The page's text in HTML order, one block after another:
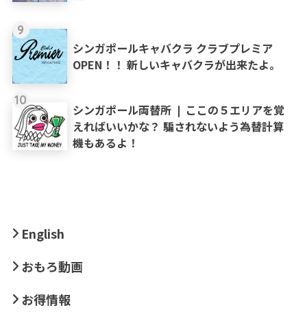
9
シンガポールキャバクラ クラブプレミア
OPEN！！ 新しいキャバクラが出来たよ。
10
シンガポール両替所 ❘ ここの５エリアを覚
えればいいかな？ 騙されないよう為替計算
機もあるよ！
English
おもろ動画
お得情報